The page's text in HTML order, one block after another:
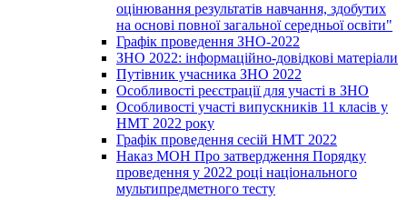
оцінювання результатів навчання, здобутих
на основі повної загальної середньої освіти"
Графік проведення ЗНО-2022
ЗНО 2022: інформаційно-довідкові матеріали
Путівник учасника ЗНО 2022
Особливості реєстрації для участі в ЗНО
Особливості участі випускників 11 класів у
НМТ 2022 року
Графік проведення сесій НМТ 2022
Наказ МОН Про затвердження Порядку
проведення у 2022 році національного
мультипредметного тесту